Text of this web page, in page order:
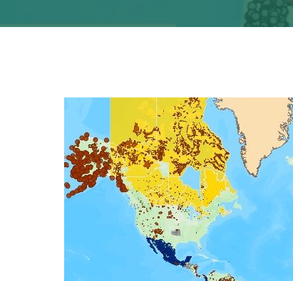
Hit enter to search or ESC to close